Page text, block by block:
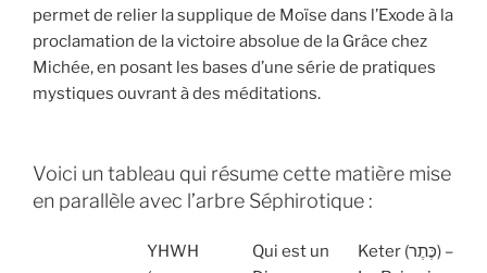
permet de relier la supplique de Moïse dans l’Exode à la
proclamation de la victoire absolue de la Grâce chez
Michée, en posant les bases d’une série de pratiques
mystiques ouvrant à des méditations.
Voici un tableau qui résume cette matière mise
en parallèle avec l’arbre Séphirotique :
YHWH
Qui est un
Keter (כֶּתֶר) –